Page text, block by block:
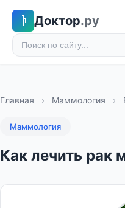
Доктор.ру
Главная › Маммология ›
Маммология
Как лечить рак